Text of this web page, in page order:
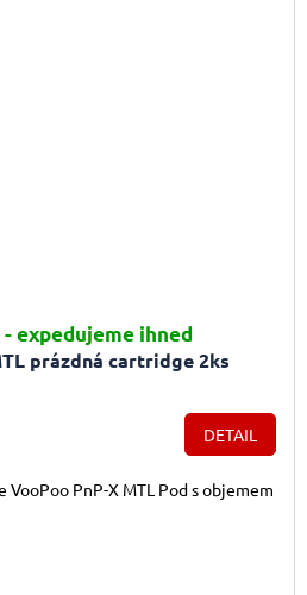
prázdná cartridge 2ks
expedujeme ihned
DETAIL
PnP-X MTL Pod s objemem